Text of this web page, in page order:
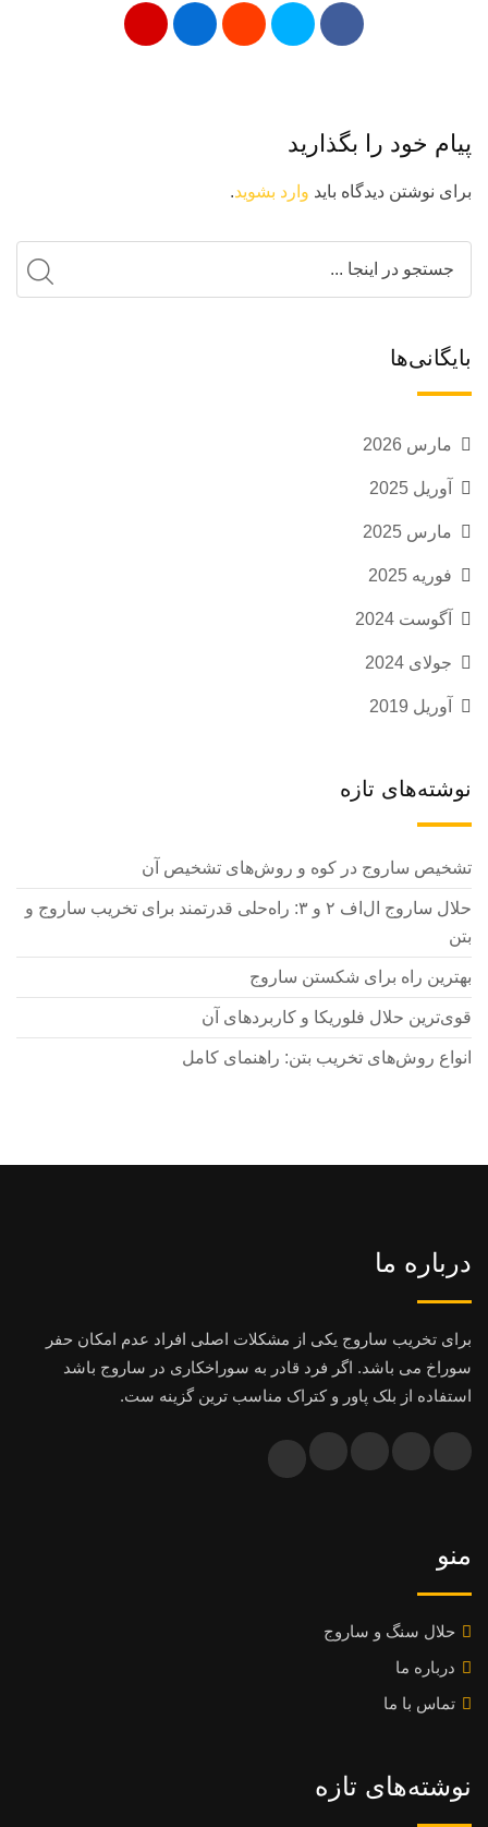
پیام خود را بگذارید
برای نوشتن دیدگاه باید وارد بشوید.
بایگانی‌ها
مارس 2026
آوریل 2025
مارس 2025
فوریه 2025
آگوست 2024
جولای 2024
آوریل 2019
نوشته‌های تازه
تشخیص ساروج در کوه و روش‌های تشخیص آن
حلال ساروج ال‌اف ۲ و ۳: راه‌حلی قدرتمند برای تخریب ساروج و
بتن
بهترین راه برای شکستن ساروج
قوی‌ترین حلال فلوریکا و کاربردهای آن
انواع روش‌های تخریب بتن: راهنمای کامل
درباره ما
برای تخریب ساروج یکی از مشکلات اصلی افراد عدم امکان حفر
سوراخ می باشد. اگر فرد قادر به سوراخکاری در ساروج باشد
استفاده از بلک پاور و کتراک مناسب ترین گزینه ست.
منو
حلال سنگ و ساروج
درباره ما
تماس با ما
نوشته‌های تازه